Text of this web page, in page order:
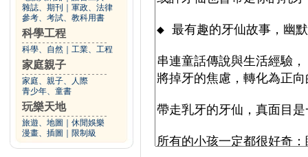
雜誌、期刊
軍政、法律
參考、考試、教科用書
科學工程
科學、自然 工業、工程
家庭親子
家庭、親子、人際
青少年、童書
玩樂天地
旅遊、地圖
休閒娛樂
漫畫、插圖
限制級